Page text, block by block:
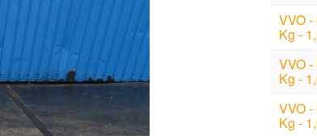
VVO
Kg -
VVO
Kg -
VVO
Kg -